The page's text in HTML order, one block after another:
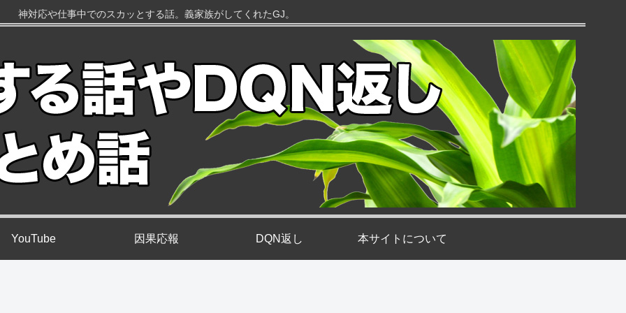
神対応や仕事中でのスカッとする話。義家族がしてくれたGJ。
YouTube 因果応報 DQN返し 本サイトについて